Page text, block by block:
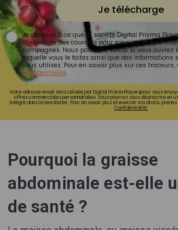
Je télécharge
Je consens à ce que la société Digital Prisma
d'ouverture des courriels pour mesurer et
campagnes. Nous pourrons savoir si vous ouvrez
laquelle vous le faites ainsi que des informations
vous utilisez. Pour en savoir plus sur ces traceurs,
confidentialité.
Votre adresse email sera utilisée par Digital Prisma Playerspour vous
offres commerciales personnalisées. Vous pourrez vous désinscrire en
intégré dans la newsletter. Pour en savoir plus et exercer vos droits,
Confidentialité.
Pourquoi la graisse
abdominale est-elle
de santé ?